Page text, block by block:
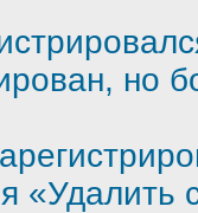
но
«Удалить